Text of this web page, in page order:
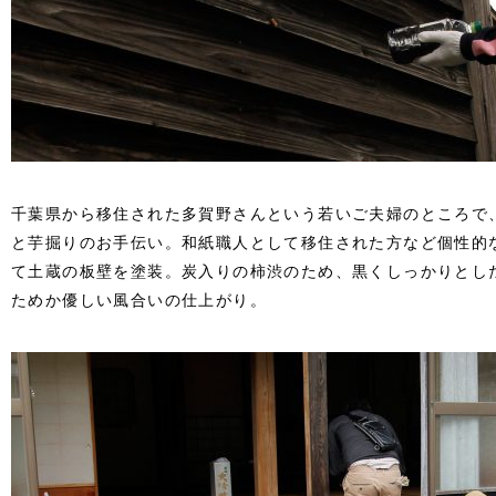
千葉県から移住された多賀野さんという若いご夫婦のところ
と芋掘りのお手伝い。和紙職人として移住された方など個性
て土蔵の板壁を塗装。炭入りの柿渋のため、黒くしっかりと
ためか優しい風合いの仕上がり。